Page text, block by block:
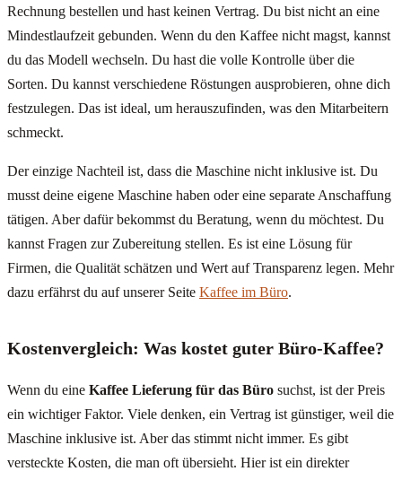
Rechnung bestellen und hast keinen Vertrag. Du bist nicht an eine
Mindestlaufzeit gebunden. Wenn du den Kaffee nicht magst, kannst
du das Modell wechseln. Du hast die volle Kontrolle über die
Sorten. Du kannst verschiedene Röstungen ausprobieren, ohne dich
festzulegen. Das ist ideal, um herauszufinden, was den Mitarbeitern
schmeckt.
Der einzige Nachteil ist, dass die Maschine nicht inklusive ist. Du
musst deine eigene Maschine haben oder eine separate Anschaffung
tätigen. Aber dafür bekommst du Beratung, wenn du möchtest. Du
kannst Fragen zur Zubereitung stellen. Es ist eine Lösung für
Firmen, die Qualität schätzen und Wert auf Transparenz legen. Mehr
dazu erfährst du auf unserer Seite Kaffee im Büro.
Kostenvergleich: Was kostet guter Büro-Kaffee?
Wenn du eine Kaffee Lieferung für das Büro suchst, ist der Preis
ein wichtiger Faktor. Viele denken, ein Vertrag ist günstiger, weil die
Maschine inklusive ist. Aber das stimmt nicht immer. Es gibt
versteckte Kosten, die man oft übersieht. Hier ist ein direkter